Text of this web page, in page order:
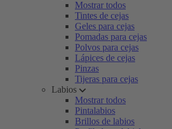
Mostrar todos
Tintes de cejas
Geles para cejas
Pomadas para cejas
Polvos para cejas
Lápices de cejas
Pinzas
Tijeras para cejas
Labios
Mostrar todos
Pintalabios
Brillos de labios